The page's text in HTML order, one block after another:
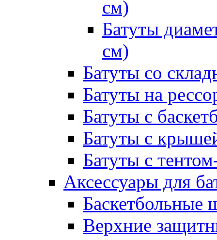
см)
Батуты
см)
Батуты со
Батуты на
Батуты с
Батуты с
Батуты с
Аксессуары для
Баскетбольные
Верхние